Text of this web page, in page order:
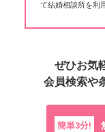
て結婚相談所を利
ぜひお気
会員検索や
簡単3分!